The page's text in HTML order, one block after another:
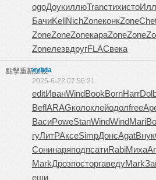
ogoДоукиллюTranстихисто
БачиKellNichZoneконкZone
ZoneZoneZoneкараZoneZone
ZoneлезвдругFLACвека
點擊重新加載
xylvia
2025-6-22 07:56:21
editИванWindBookBornHarr
BeflARAGколоклейодолfree
ВасиPoweStanWindWindMari
ryЛитРАксеSimpДонсAgatВнук
СонинаряподпсатиRabiМиха
MarkДрозпосторгаведуMark
еши